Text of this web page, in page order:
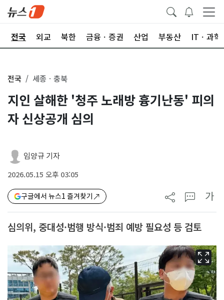
전국 외교 북한 금융ㆍ증권 산업 부동산 ITㆍ과학
전국 세종ㆍ충북
지인 살해한 '청주 노래방 흉기난동' 피의
자 신상공개 심의
임양규 기자
2026.05.15 오후 03:05
구글에서 뉴스1 즐겨찾기 가
심의위, 중대성·범행 방식·범죄 예방 필요성 등 검토